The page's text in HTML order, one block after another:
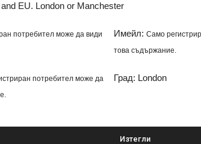
EU. London or Manchester
потребител може да види
Имейл:Само
това съдържание.
потребител може да
Град: London
Изтегли